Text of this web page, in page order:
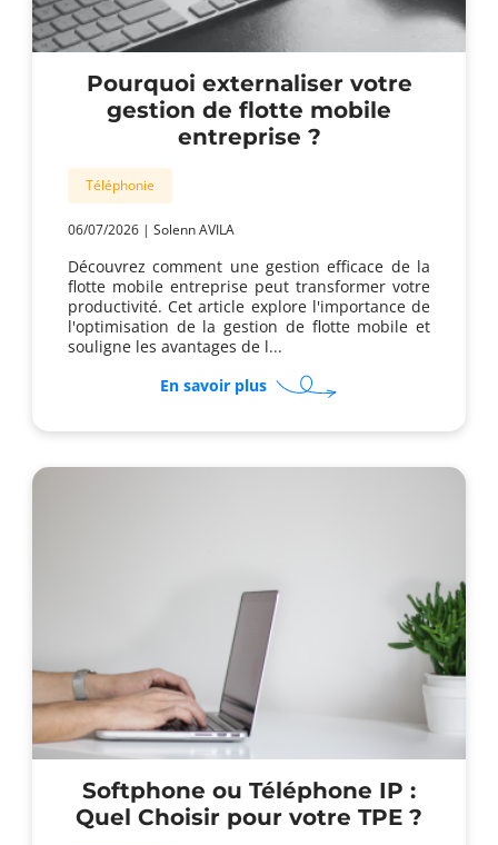
Pourquoi externaliser votre
gestion de flotte mobile
entreprise ?
Téléphonie
06/07/2026 | Solenn AVILA
Découvrez comment une gestion efficace de la
flotte mobile entreprise peut transformer votre
productivité. Cet article explore l'importance de
l'optimisation de la gestion de flotte mobile et
souligne les avantages de l...
En savoir plussur
Pourquoi
gestion
Softphone ou Téléphone IP :
Quel Choisir pour votre TPE ?